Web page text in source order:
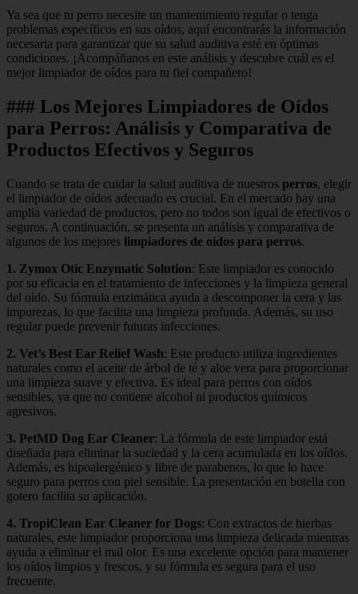
Ya sea que tu perro necesite un mantenimiento regular o tenga
problemas específicos en sus oídos, aquí encontrarás la información
necesaria para garantizar que su salud auditiva esté en óptimas
condiciones. ¡Acompáñanos en este análisis y descubre cuál es el
mejor limpiador de oídos para tu fiel compañero!
### Los Mejores Limpiadores de Oídos
para Perros: Análisis y Comparativa de
Productos Efectivos y Seguros
Cuando se trata de cuidar la salud auditiva de nuestros perros, elegir
el limpiador de oídos adecuado es crucial. En el mercado hay una
amplia variedad de productos, pero no todos son igual de efectivos o
seguros. A continuación, se presenta un análisis y comparativa de
algunos de los mejores limpiadores de oídos para perros.
1. Zymox Otic Enzymatic Solution: Este limpiador es conocido
por su eficacia en el tratamiento de infecciones y la limpieza general
del oído. Su fórmula enzimática ayuda a descomponer la cera y las
impurezas, lo que facilita una limpieza profunda. Además, su uso
regular puede prevenir futuras infecciones.
2. Vet’s Best Ear Relief Wash: Este producto utiliza ingredientes
naturales como el aceite de árbol de té y aloe vera para proporcionar
una limpieza suave y efectiva. Es ideal para perros con oídos
sensibles, ya que no contiene alcohol ni productos químicos
agresivos.
3. PetMD Dog Ear Cleaner: La fórmula de este limpiador está
diseñada para eliminar la suciedad y la cera acumulada en los oídos.
Además, es hipoalergénico y libre de parabenos, lo que lo hace
seguro para perros con piel sensible. La presentación en botella con
gotero facilita su aplicación.
4. TropiClean Ear Cleaner for Dogs: Con extractos de hierbas
naturales, este limpiador proporciona una limpieza delicada mientras
ayuda a eliminar el mal olor. Es una excelente opción para mantener
los oídos limpios y frescos, y su fórmula es segura para el uso
frecuente.